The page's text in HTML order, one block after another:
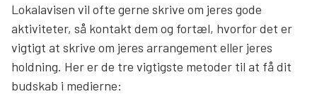
Vær med
Presse og politik
Lokalavisen vil ofte gerne skrive om jeres gode
aktiviteter, så kontakt dem og fortæl, hvorfor det er
vigtigt at skrive om jeres arrangement eller jeres
holdning. Her er de tre vigtigste metoder til at få dit
budskab i medierne: